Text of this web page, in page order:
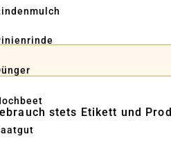
stets Etikett und